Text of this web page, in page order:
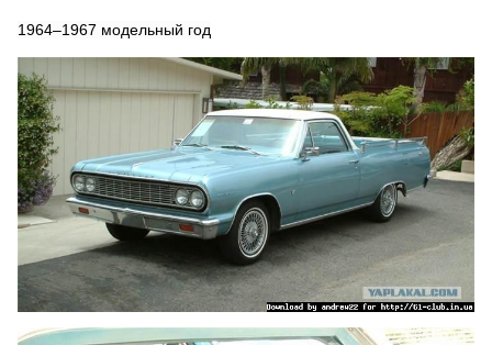
1964–1967 модельный год